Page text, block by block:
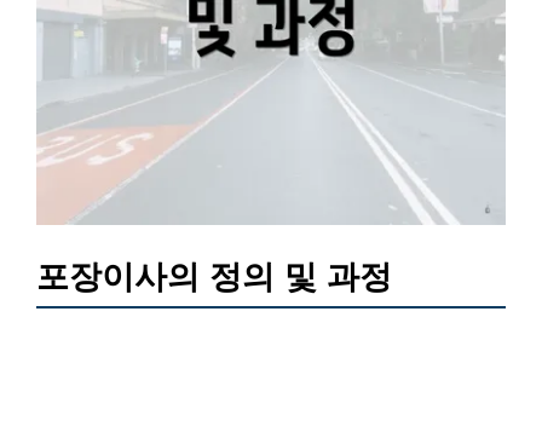
포장이사의 정의 및 과정